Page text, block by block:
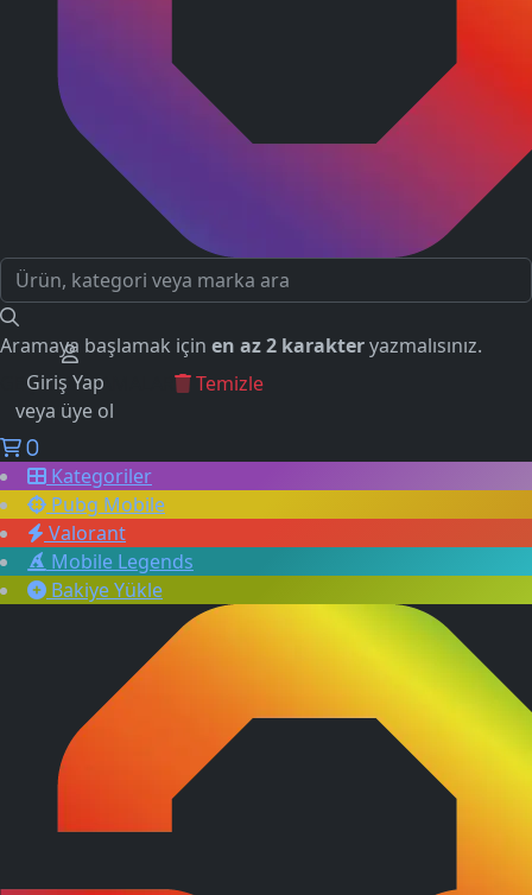
Aramaya başlamak için en az 2 karakteryazmalısınız.
GEÇMİŞ ARAMALAR
Temizle
Giriş Yap
veya üye ol
0
Kategoriler
Pubg Mobile
Valorant
Mobile Legends
Bakiye Yükle